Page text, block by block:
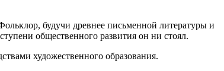
будучи древнее письменной литературы и
общественного развития он ни стоял.
художественного образования.